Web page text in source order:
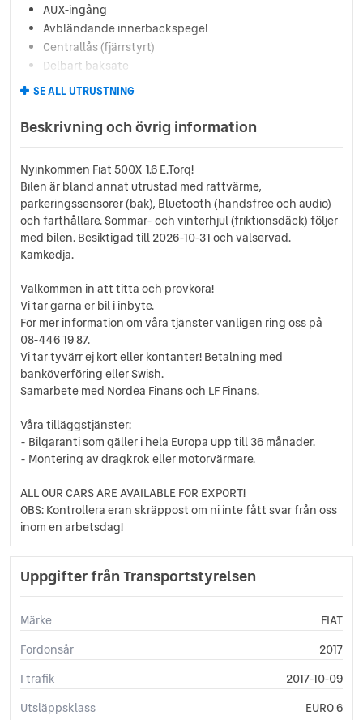
AUX-ingång
Avbländande innerbackspegel
Centrallås (fjärrstyrt)
Delbart baksäte
Elhissar (fram och bak)
Eluppvärmda sidospeglar
ISOFIX-fästen bak
Multifunktionsratt
Regnsensor
Servostyrning
Sidoairbags
Svensksåld
Sätesvärme (fram)
Touch-/Pekskärm
USB-uttag
SE ALL UTRUSTNING
Beskrivning och övrig information
Nyinkommen Fiat 500X 1.6 E.Torq!
Bilen är bland annat utrustad med rattvärme,
parkeringssensorer (bak), Bluetooth (handsfree och audio)
och farthållare. Sommar- och vinterhjul (friktionsdäck) följer
med bilen. Besiktigad till 2026-10-31 och välservad.
Kamkedja.
Välkommen in att titta och provköra!
Vi tar gärna er bil i inbyte.
För mer information om våra tjänster vänligen ring oss på
08-446 19 87.
Vi tar tyvärr ej kort eller kontanter! Betalning med
banköverföring eller Swish.
Samarbete med Nordea Finans och LF Finans.
Våra tilläggstjänster:
- Bilgaranti som gäller i hela Europa upp till 36 månader.
- Montering av dragkrok eller motorvärmare.
ALL OUR CARS ARE AVAILABLE FOR EXPORT!
OBS: Kontrollera eran skräppost om ni inte fått svar från oss
inom en arbetsdag!
Uppgifter från Transportstyrelsen
Märke
FIAT
Fordonsår
2017
I trafik
2017-10-09
Utsläppsklass
EURO 6